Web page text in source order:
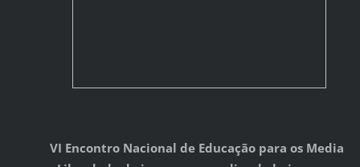
VI Encontro Nacional de Educação para os Media